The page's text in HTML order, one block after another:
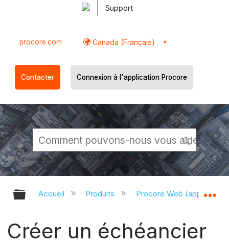
Support
procore.com Canada (Français)
Contacter Connexion à l'application Procore
Développer/réduire la hiérarchie
Accueil Produits Procore Web
Créer un échéancier